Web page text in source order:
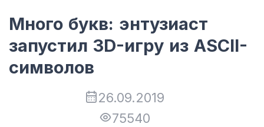
Много букв: энтузиаст
запустил 3D-игру из ASCII-
символов
26.09.2019
75540